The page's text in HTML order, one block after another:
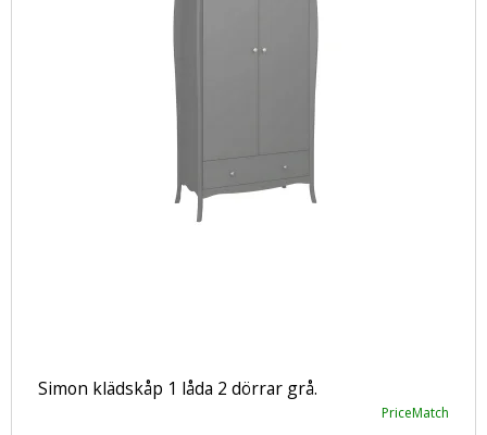
Simon klädskåp 1 låda 2 dörrar grå.
PriceMatch